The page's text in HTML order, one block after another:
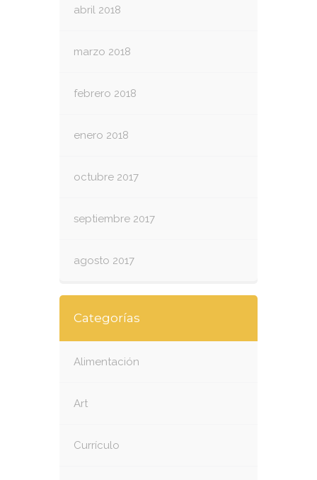
abril 2018
marzo 2018
febrero 2018
enero 2018
octubre 2017
septiembre 2017
agosto 2017
Categorías
Alimentación
Art
Currículo